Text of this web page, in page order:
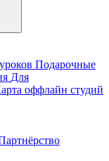
Подарочные
Для
оффлайн студий